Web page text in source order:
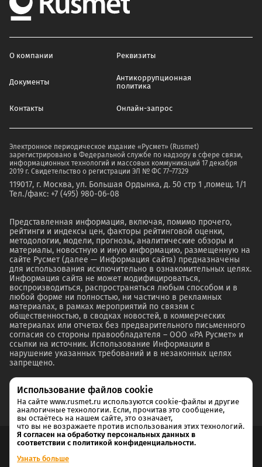
О компании Реквизиты
Документы
Антикоррупционная
политика
Контакты Онлайн-запрос
Электронное периодическое издание «Русмет» (Rusmet)
зарегистрировано в Федеральной службе по надзору в сфере связи,
информационных технологий и массовых коммуникаций 17 декабря
2019 г. Свидетельство о регистрации ЭЛ № ФС 77–77329
119017, г. Москва, ул. Большая Ордынка, д. 50 стр 1 ,помещ. 1/1
Тел./факс: +7 (495) 980-06-08
Представленная информация, включая, помимо прочего,
рейтинги и индексы цен, факторы рейтинговой оценки,
методологии, модели, прогнозы, аналитические обзоры и
материалы, новостную и иную информацию, размещенную на
сайте Русмет (далее — Информация сайта) предназначены
для использования исключительно в ознакомительных целях.
Информация сайта не может модифицироваться,
воспроизводиться, распространяться любым способом и в
любой форме ни полностью, ни частично в рекламных
материалах, в рамках мероприятий по связям с
общественностью, в сводках новостей, в коммерческих
материалах или отчетах без предварительного письменного
согласия со стороны правообладателя – ООО «РА Русмет» и
ссылки на источник. Использование Информации в
нарушение указанных требований и в незаконных целях
запрещено.
Согласие на обработку и хранение персональных данных
Использование файлов cookie
На сайте www.rusmet.ru используются cookie-файлы и другие
аналогичные технологии. Если, прочитав это сообщение,
вы остаётесь на нашем сайте, это означает,
что вы не возражаете против использования этих технологий.
Я согласен на обработку персональных данных в
соответствии с политикой конфиденциальности.
Узнать больше